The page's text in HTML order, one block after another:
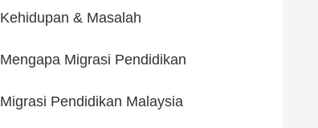
Kehidupan & Masalah
Mengapa Migrasi Pendidikan
Migrasi Pendidikan Malaysia